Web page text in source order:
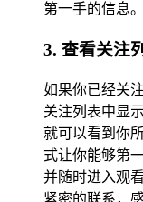
第一手的信息。
3. 查看关注
如果你已经关
关注列表中显
就可以看到你
式让你能够第
并随时进入观
紧密的联系，